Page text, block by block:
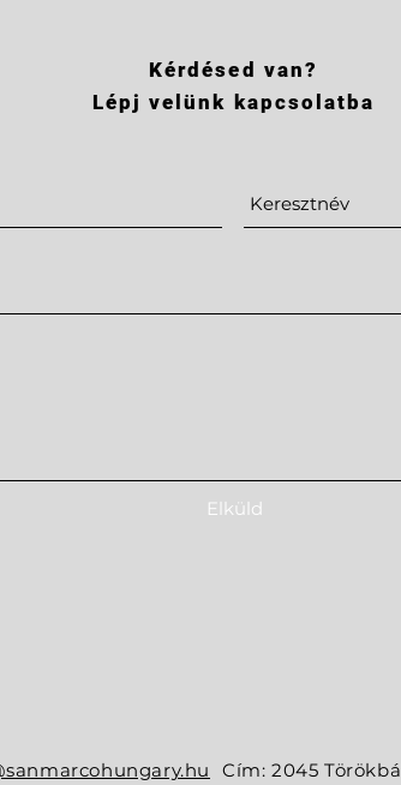
Kérdésed van?
Lépj velünk kapcsolatba
Elküld
Cím: 2045